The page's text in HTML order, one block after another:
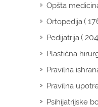
Opšta
Ortopedija(
Pedijatrija(
Plastična
Pravilna
Pravilna
Psihijatrijske